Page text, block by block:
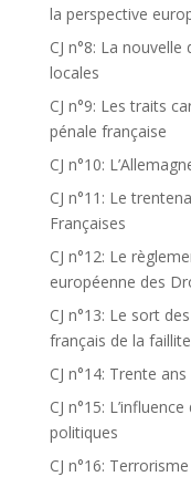
la perspective
CJ n°8: La
locales
CJ n°9: Les traits
pénale française
CJ n°10:
CJ n°11: Le
Françaises
CJ n°12: Le
européenne des
CJ n°13: Le sort
français de la faillite
CJ n°14: Trente
CJ n°15:
politiques
CJ n°16: